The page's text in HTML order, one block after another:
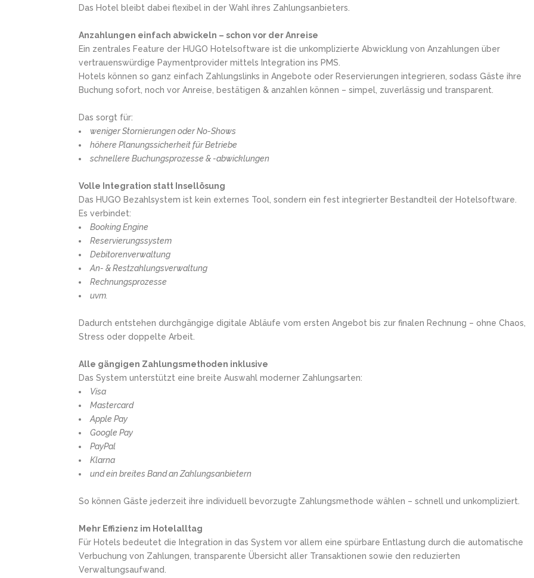
Das Hotel bleibt dabei flexibel in der Wahl ihres Zahlungsanbieters.
Anzahlungen einfach abwickeln – schon vor der Anreise
Ein zentrales Feature der HUGO Hotelsoftware ist die unkomplizierte Abwicklung von Anzahlungen über
vertrauenswürdige Paymentprovider mittels Integration ins PMS.
Hotels können so ganz einfach Zahlungslinks in Angebote oder Reservierungen integrieren, sodass Gäste ihre
Buchung sofort, noch vor Anreise, bestätigen & anzahlen können – simpel, zuverlässig und transparent.
Das sorgt für:
weniger Stornierungen oder No-Shows
höhere Planungssicherheit für Betriebe
schnellere Buchungsprozesse & -abwicklungen
Volle Integration statt Insellösung
Das HUGO Bezahlsystem ist kein externes Tool, sondern ein fest integrierter Bestandteil der Hotelsoftware.
Es verbindet:
Booking Engine
Reservierungssystem
Debitorenverwaltung
An- & Restzahlungsverwaltung
Rechnungsprozesse
uvm.
Dadurch entstehen durchgängige digitale Abläufe vom ersten Angebot bis zur finalen Rechnung – ohne Chaos,
Stress oder doppelte Arbeit.
Alle gängigen Zahlungsmethoden inklusive
Das System unterstützt eine breite Auswahl moderner Zahlungsarten:
Visa
Mastercard
Apple Pay
Google Pay
PayPal
Klarna
und ein breites Band an Zahlungsanbietern
So können Gäste jederzeit ihre individuell bevorzugte Zahlungsmethode wählen – schnell und unkompliziert.
Mehr Effizienz im Hotelalltag
Für Hotels bedeutet die Integration in das System vor allem eine spürbare Entlastung durch die automatische
Verbuchung von Zahlungen, transparente Übersicht aller Transaktionen sowie den reduzierten
Verwaltungsaufwand.